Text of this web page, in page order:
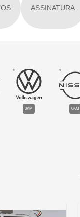
ASSINATURA
0KM
0KM